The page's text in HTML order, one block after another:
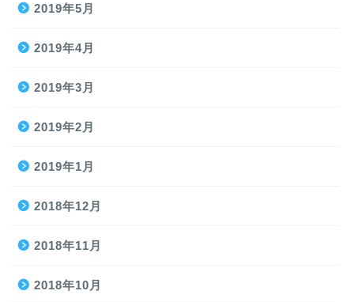
2019年5月
2019年4月
2019年3月
2019年2月
2019年1月
2018年12月
2018年11月
2018年10月